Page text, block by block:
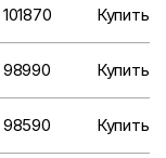
101870 Купить
98990 Купить
98590 Купить